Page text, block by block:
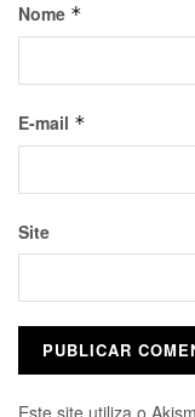
Nome *
E-mail *
Site